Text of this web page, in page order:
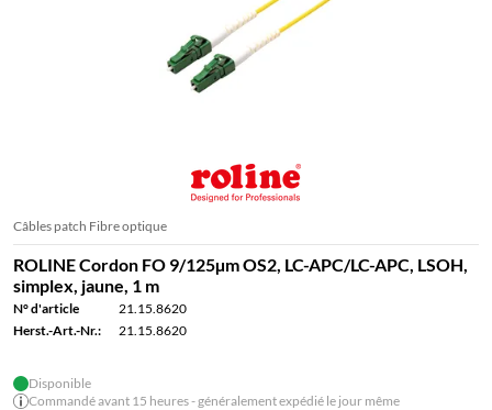
Câbles patch Fibre optique
ROLINE Cordon FO 9/125µm OS2, LC-APC/LC-APC, LSOH,
simplex, jaune, 1 m
N° d'article
21.15.8620
Herst.-Art.-Nr.:
21.15.8620
Disponible
Commandé avant 15 heures - généralement expédié le jour même